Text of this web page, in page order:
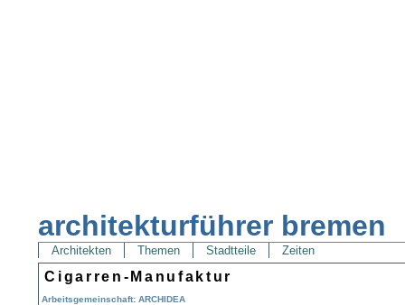
architekturführer bremen
Architekten Themen Stadtteile Zeiten
Cigarren-Manufaktur
Arbeitsgemeinschaft: ARCHIDEA